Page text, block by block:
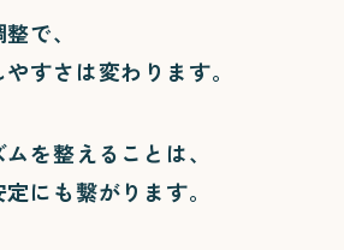
で、
すさは変わります。
を整えることは、
にも繋がります。